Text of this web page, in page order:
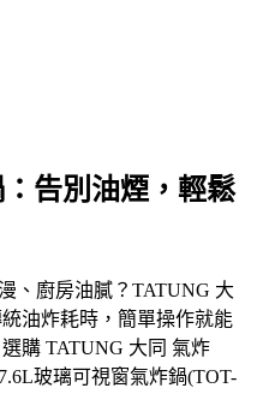
告別油煙，輕鬆
、廚房油膩？TATUNG 大
油炸耗時，簡單操作就能
購 TATUNG 大同 氣炸
玻璃可視窗氣炸鍋(TOT-